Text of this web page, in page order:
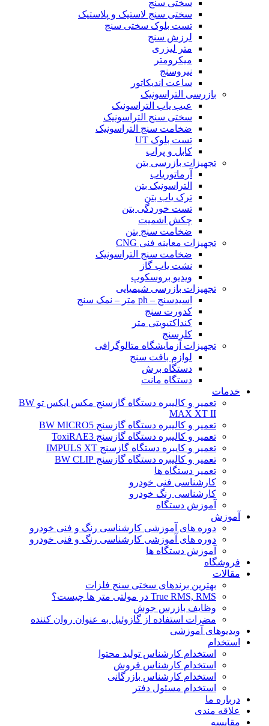
سختی سنج
سختی سنج لاستیک و پلاستیک
تست بلوک سختی سنج
لرزش سنج
متر لیزری
میکرومتر
نیروسنج
ساعت اندیکاتور
بازرسی التراسونیک
عیب یاب التراسونیک
سختی سنج التراسونیک
ضخامت سنج التراسونیک
تست بلوک UT
کابل و پراب
تجهیزات بازرسی بتن
آرماتوریاب
التراسونیک بتن
ترک یاب بتن
تست خوردگی بتن
چکش اشمیت
ضخامت سنج بتن
تجهیزات معاینه فنی CNG
ضخامت سنج التراسونیک
نشت یاب گاز
ویدیو بروسکوپ
تجهیزات بازرسی شیمیایی
اسیدسنج – ph متر – نمک سنج
کدورت سنج
کنداکتیویتی متر
کلرسنج
تجهیزات آزمایشگاه متالوگرافی
لوازم بافت سنج
دستگاه برش
دستگاه مانت
خدمات
تعمیر و کالیبره دستگاه گازسنج مکس ایکس تو BW
MAX XT II
تعمیر و کالیبره دستگاه گازسنج BW MICRO5
تعمیر و کالیبره دستگاه گازسنج ToxiRAE3
تعمیر و کایبره دستگاه گازسنج IMPULS XT
تعمیر و کالیبره دستگاه گازسنج BW CLIP
تعمیر دستگاه ها
کارشناسی فنی خودرو
کارشناسی رنگ خودرو
آموزش دستگاه
آموزش
دوره های آموزشی کارشناسی رنگ و فنی خودرو
دوره های آموزشی کارشناسی رنگ و فنی خودرو
آموزش دستگاه ها
فروشگاه
مقالات
بهترین برندهای سختی سنج فلزات
True RMS, RMS در مولتی متر ها چیست؟
وظایف بازرس جوش
مضرات استفاده از گازوئیل به عنوان روان کننده
ویدیوهای آموزشی
استخدام
استخدام کارشناس تولید محتوا
استخدام کارشناس فروش
استخدام کارشناس بازرگانی
استخدام مسئول دفتر
درباره ما
علاقه مندی
مقایسه